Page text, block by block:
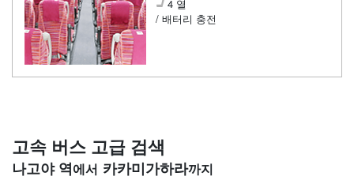
4 열
/ 배터리 충전
고속 버스 고급 검색
나고야 역 카카미가하라